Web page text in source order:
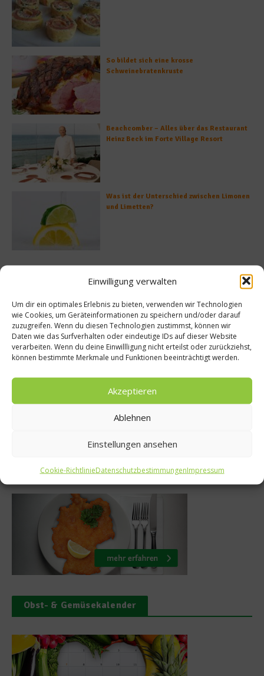
Einwilligung verwalten
Um dir ein optimales Erlebnis zu bieten, verwenden wir Technologien
wie Cookies, um Geräteinformationen zu speichern und/oder darauf
zuzugreifen. Wenn du diesen Technologien zustimmst, können wir
Daten wie das Surfverhalten oder eindeutige IDs auf dieser Website
verarbeiten. Wenn du deine Einwillligung nicht erteilst oder zurückziehst,
können bestimmte Merkmale und Funktionen beeinträchtigt werden.
Akzeptieren
Ablehnen
Einstellungen ansehen
Cookie-RichtlinieDatenschutzbestimmungenImpressum
So bildet sich eine krosse
Schweinebratenkruste
Beachcomber – Alles über das Restaurant
Heinz Beck im Forte Village Resort
Was ist der Unterschied zwischen Limonen
und Limetten?
im
–
Partner
9. Juni 2010
Obst- & Gemüsekalender